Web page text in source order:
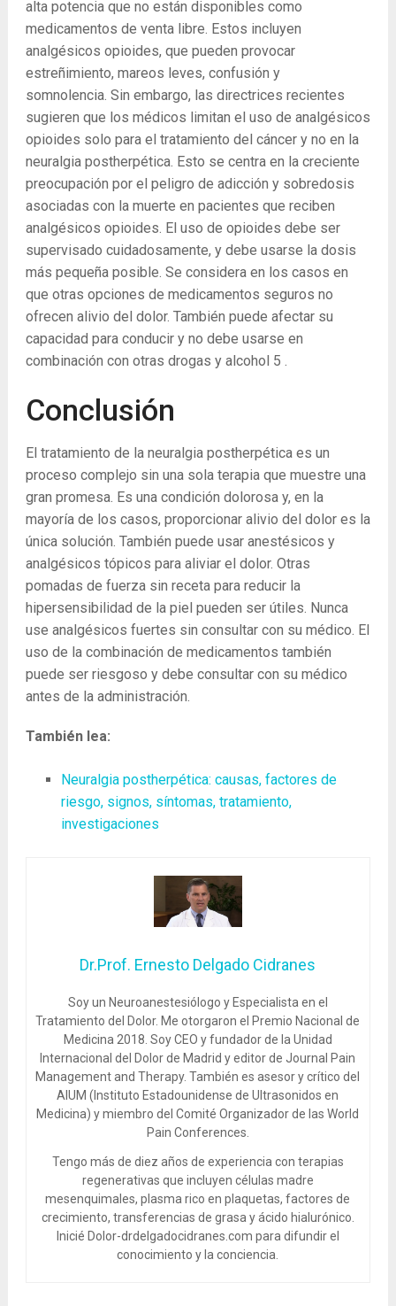
alta potencia que no están disponibles como
medicamentos de venta libre. Estos incluyen
analgésicos opioides, que pueden provocar
estreñimiento, mareos leves, confusión y
somnolencia. Sin embargo, las directrices recientes
sugieren que los médicos limitan el uso de analgésicos
opioides solo para el tratamiento del cáncer y no en la
neuralgia postherpética. Esto se centra en la creciente
preocupación por el peligro de adicción y sobredosis
asociadas con la muerte en pacientes que reciben
analgésicos opioides. El uso de opioides debe ser
supervisado cuidadosamente, y debe usarse la dosis
más pequeña posible. Se considera en los casos en
que otras opciones de medicamentos seguros no
ofrecen alivio del dolor. También puede afectar su
capacidad para conducir y no debe usarse en
combinación con otras drogas y alcohol 5 .
Conclusión
El tratamiento de la neuralgia postherpética es un
proceso complejo sin una sola terapia que muestre una
gran promesa. Es una condición dolorosa y, en la
mayoría de los casos, proporcionar alivio del dolor es la
única solución. También puede usar anestésicos y
analgésicos tópicos para aliviar el dolor. Otras
pomadas de fuerza sin receta para reducir la
hipersensibilidad de la piel pueden ser útiles. Nunca
use analgésicos fuertes sin consultar con su médico. El
uso de la combinación de medicamentos también
puede ser riesgoso y debe consultar con su médico
antes de la administración.
También lea:
Neuralgia postherpética: causas, factores de
riesgo, signos, síntomas, tratamiento,
investigaciones
Dr.Prof. Ernesto Delgado Cidranes
Soy un Neuroanestesiólogo y Especialista en el
Tratamiento del Dolor. Me otorgaron el Premio Nacional de
Medicina 2018. Soy CEO y fundador de la Unidad
Internacional del Dolor de Madrid y editor de Journal Pain
Management and Therapy. También es asesor y crítico del
AIUM (Instituto Estadounidense de Ultrasonidos en
Medicina) y miembro del Comité Organizador de las World
Pain Conferences.
Tengo más de diez años de experiencia con terapias
regenerativas que incluyen células madre
mesenquimales, plasma rico en plaquetas, factores de
crecimiento, transferencias de grasa y ácido hialurónico.
Inicié Dolor-drdelgadocidranes.com para difundir el
conocimiento y la conciencia.